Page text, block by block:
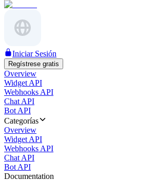
Iniciar Sesión
Regístrese gratis
Overview
Widget API
Webhooks API
Chat API
Bot API
Categorías
Overview
Widget API
Webhooks API
Chat API
Bot API
Documentation